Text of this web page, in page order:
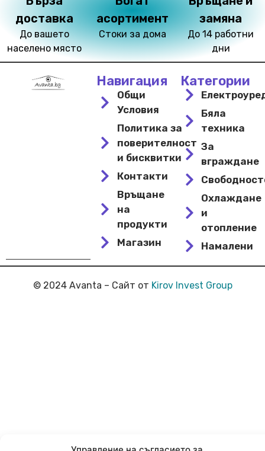
доставка
До вашето
населено място
асортимент
Стоки за дома
замяна
До 14 работни
дни
Навигация
Общи
Условия
Политика за
поверителност
и бисквитки
Контакти
Връщане
на
продукти
Магазин
Категории
Бяла
техника
За
вграждане
Охлаждане
и
отопление
Намалени
© 2024 Avanta – Сайт от Kirov Invest Group